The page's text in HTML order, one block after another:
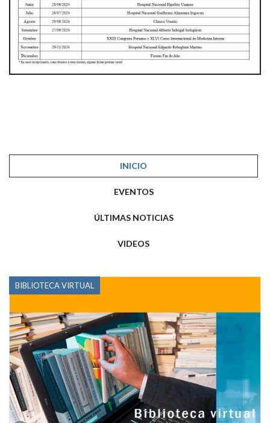
INICIO
EVENTOS
ÚLTIMAS NOTICIAS
VIDEOS
BIBLIOTECA VIRTUAL